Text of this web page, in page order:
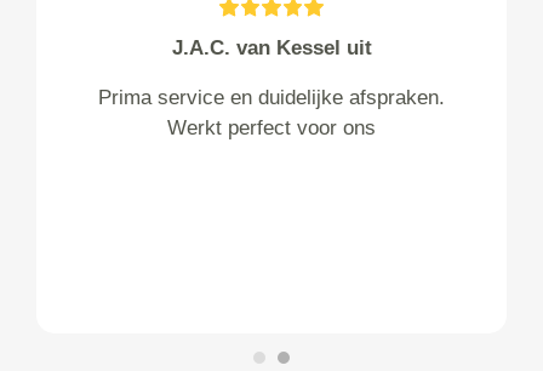
J.A.C. van Kessel uit
Prima service en duidelijke afspraken.
Werkt perfect voor ons